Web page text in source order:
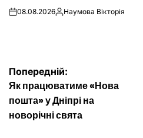
on08.08.2026Опубліковано
Наумова Вікторія
Навігація
записів
Попередній:
Як працюватиме «Нова
пошта» у Дніпрі на
новорічні свята